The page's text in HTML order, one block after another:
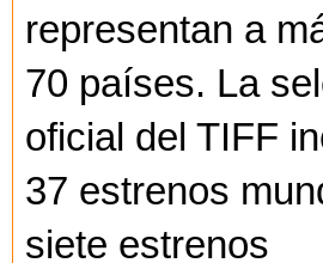
representan a
70 países. La
oficial del TIFF
37 estrenos
siete estrenos